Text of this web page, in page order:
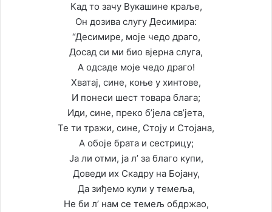
Кад то зачу Вукашине краље,
Он дозива слугу Десимира:
“Десимире, моје чедо драго,
Досад си ми био вјерна слуга,
А одсаде моје чедо драго!
Хватај, сине, коње у хинтове,
И понеси шест товара блага;
Иди, сине, преко б’јела св’јета,
Те ти тражи, сине, Стоју и Стојана,
А обоје брата и сестрицу;
Ја ли отми, ја л’ за благо купи,
Доведи их Скадру на Бојану,
Да зиђемо кули у темеља,
Не би л’ нам се темељ обдржао,